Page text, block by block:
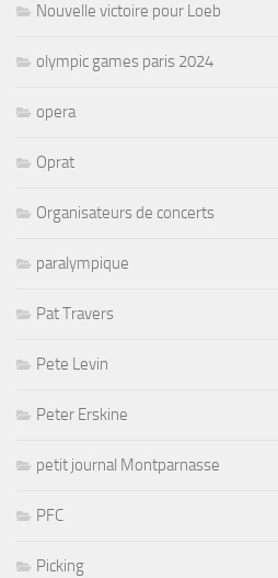
Nouvelle victoire pour Loeb
olympic games paris 2024
opera
Oprat
Organisateurs de concerts
paralympique
Pat Travers
Pete Levin
Peter Erskine
petit journal Montparnasse
PFC
Picking